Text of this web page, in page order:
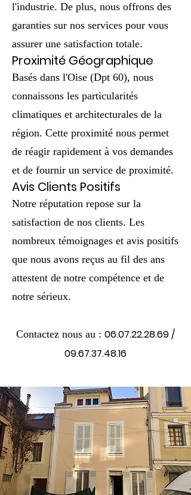
l'industrie. De plus, nous offrons des
garanties sur nos services pour vous
assurer une satisfaction totale.
Proximité Géographique
Basés dans l'Oise (Dpt 60), nous
connaissons les particularités
climatiques et architecturales de la
région. Cette proximité nous permet
de réagir rapidement à vos demandes
et de fournir un service de proximité.
Avis Clients Positifs
Notre réputation repose sur la
satisfaction de nos clients. Les
nombreux témoignages et avis positifs
que nous avons reçus au fil des ans
attestent de notre compétence et de
notre sérieux.
Contactez nous au : 06.07.22.28.69/
09.67.37.48.16